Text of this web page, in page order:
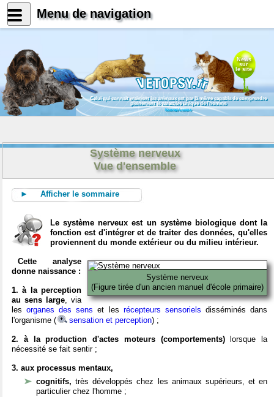
News
sur
le site
Celui qui connait vraiment les animaux est par là même capable de comprendre
pleinement le caractère unique de l'homme
Konrad Lorenz
Système nerveux
Vue d'ensemble
► Afficher le sommaire
Le système nerveux est un système biologique dont la
fonction est d'intégrer et de traiter des données, qu'elles
proviennent du monde extérieur ou du milieu intérieur.
Système nerveux
(Figure tirée d'un ancien manuel d'école primaire)
Cette analyse
donne naissance :
1. à la perception
au sens large, via
lesorganes des sens et les récepteurs sensoriels disséminés dans
l'organisme (
sensation et perception) ;
2. à la production d'actes moteurs (comportements)lorsque la
nécessité se fait sentir ;
3. aux processus mentaux,
cognitifs,très développés chez les animaux supérieurs, et en
particulier chez l'homme ;
Menu de navigation